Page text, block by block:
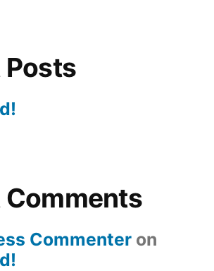
Posts
Comments
Commenter on